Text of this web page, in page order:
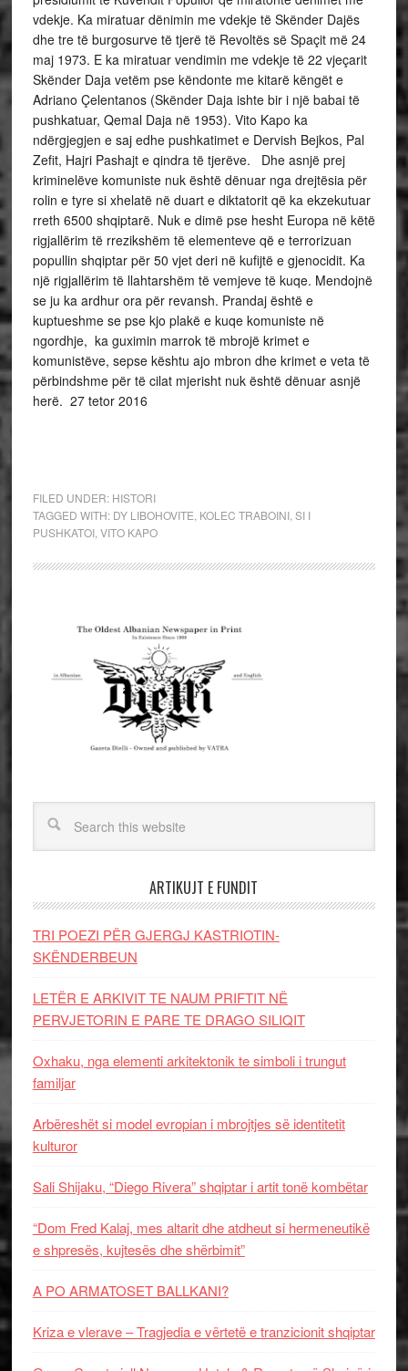
vdekje. Ka miratuar dënimin me vdekje të Skënder Dajës
dhe tre të burgosurve të tjerë të Revoltës së Spaçit më 24
maj 1973. E ka miratuar vendimin me vdekje të 22 vjeçarit
Skënder Daja vetëm pse këndonte me kitarë këngët e
Adriano Çelentanos (Skënder Daja ishte bir i një babai të
pushkatuar, Qemal Daja në 1953). Vito Kapo ka
ndërgjegjen e saj edhe pushkatimet e Dervish Bejkos, Pal
Zefit, Hajri Pashajt e qindra të tjerëve. Dhe asnjë prej
kriminelëve komuniste nuk është dënuar nga drejtësia për
rolin e tyre si xhelatë në duart e diktatorit që ka ekzekutuar
rreth 6500 shqiptarë. Nuk e dimë pse hesht Europa në këtë
rigjallërim të rrezikshëm të elementeve që e terrorizuan
popullin shqiptar për 50 vjet deri në kufijtë e gjenocidit. Ka
një rigjallërim të llahtarshëm të vemjeve të kuqe. Mendojnë
se ju ka ardhur ora për revansh. Prandaj është e
kuptueshme se pse kjo plakë e kuqe komuniste në
ngordhje, ka guximin marrok të mbrojë krimet e
komunistëve, sepse kështu ajo mbron dhe krimet e veta të
përbindshme për të cilat mjerisht nuk është dënuar asnjë
herë. 27 tetor 2016
FILED UNDER: HISTORI
TAGGED WITH: DY LIBOHOVITE KOLEC TRABOINI, SI I
PUSHKATOI, VITO KAPO
ARTIKUJT E FUNDIT
TRI POEZI PËR GJERGJ KASTRIOTIN-
SKËNDERBEUN
LETËR E ARKIVIT TE NAUM PRIFTIT NË
PERVJETORIN E PARE TE DRAGO SILIQIT
Oxhaku, nga elementi arkitektonik te simboli i trungut
familjar
Arbëreshët si model evropian i mbrojtjes së identitetit
kulturor
Sali Shijaku, “Diego Rivera” shqiptar i artit tonë kombëtar
“Dom Fred Kalaj, mes altarit dhe atdheut si hermeneutikë
e shpresës, kujtesës dhe shërbimit”
A PO ARMATOSET BALLKANI?
Kriza e vlerave – Tragjedia e vërtetë e tranzicionit shqiptar